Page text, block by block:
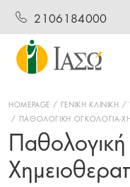
2106184000
HOMEPAGE ΓΕΝΙΚΗ ΚΛΙΝΙΚΗ
ΠΑΘΟΛΟΓΙΚΗ ΟΓΚΟΛΟΓΙΑ-